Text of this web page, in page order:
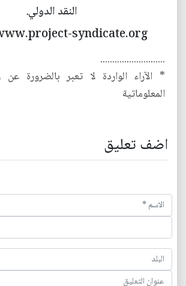
النقد الدولي.
syndicate.org
...........................
* الآراء الواردة لا تعبر بالضرورة عن
المعلوماتية
اضف تعليق